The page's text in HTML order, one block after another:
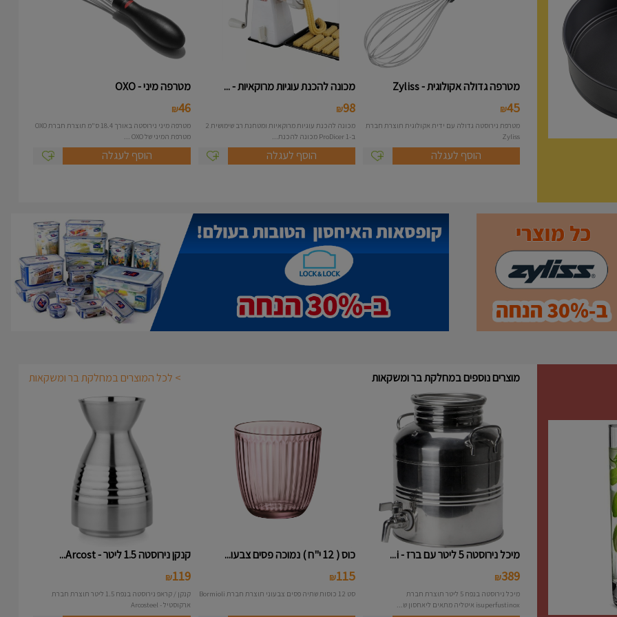
מטרפה גדולה אקולוגית - Zyliss
45
₪
מטרפת נירוסטה גדולה עם ידית אקולוגית תוצרת חברת
Zyliss
הוסף לעגלה
מכונה להכנת עוגיות מרוקאיות - ...
98
₪
מכונה להכנת עוגיות מרוקאיות ומטחנת רב שימושית 2
ב-1 ProDicer מכונה להכנת...
הוסף לעגלה
מטרפה מיני - OXO
46
₪
מטרפה מיני נירוסטה באורך 18.4 ס"מ תוצרת חברת OXO
מטרפת המיני של OXO ...
הוסף לעגלה
מוצרים נוספים במחלקת בר ומשקאות > לכל המוצרים במחלקת בר ומשקאות
מיכל נירוסטה 5 ליטר עם ברז - i...
389
₪
מיכל נירוסטה בנפח 5 ליטר תוצרת חברת
isuperfustinox איטליה מתאים ליאחסון ש...
כוס ( 12 י"ח ) נמוכה פסים צבעו...
115
₪
סט 12 כוסות שתיה פסים צבעוני תוצרת חברת Bormioli
קנקן נירוסטה 1.5 ליטר - Arcost...
119
₪
קנקן / קראפ נירוסטה בנפח 1.5 ליטר תוצרת חברת
ארקוסטיל - Arcosteel